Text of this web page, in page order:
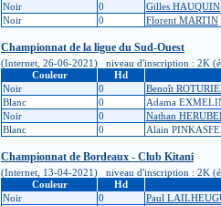
Noir
0 Gilles HAUQUIN
Noir
0 Florent MARTIN
Championnat de la ligue du Sud-Ouest
(Internet, 26-06-2021) niveau d'inscription : 2K
Couleur
Hd
Noir
0 Benoît
Blanc
0 Adama
Noir
0 Nathan
Blanc
0 Alain
Championnat de Bordeaux - Club Kitani
(Internet, 13-04-2021) niveau d'inscription : 2K
Couleur
Hd
Noir
0 Paul